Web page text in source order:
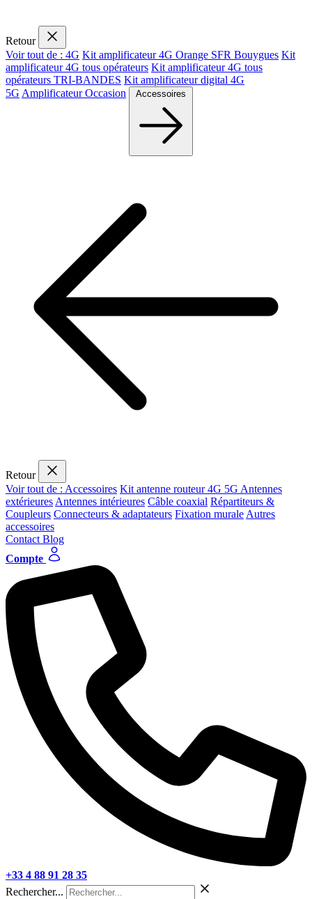
Retour
Voir tout de : 4G Kit amplificateur 4G Orange SFR Bouygues Kit
amplificateur 4G tous opérateurs Kit amplificateur 4G tous
opérateurs TRI-BANDES Kit amplificateur digital 4G
5G Amplificateur Occasion Accessoires
Retour
Voir tout de : Accessoires Kit antenne routeur 4G 5G Antennes
extérieures Antennes intérieures Câble coaxial Répartiteurs &
Coupleurs Connecteurs & adaptateurs Fixation murale Autres
accessoires
Contact Blog
Compte
+33 4 88 91 28 35
Rechercher...